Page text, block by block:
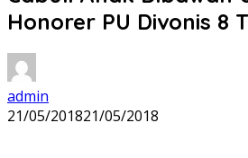
Honorer PU Divonis 8
admin
21/05/201821/05/2018